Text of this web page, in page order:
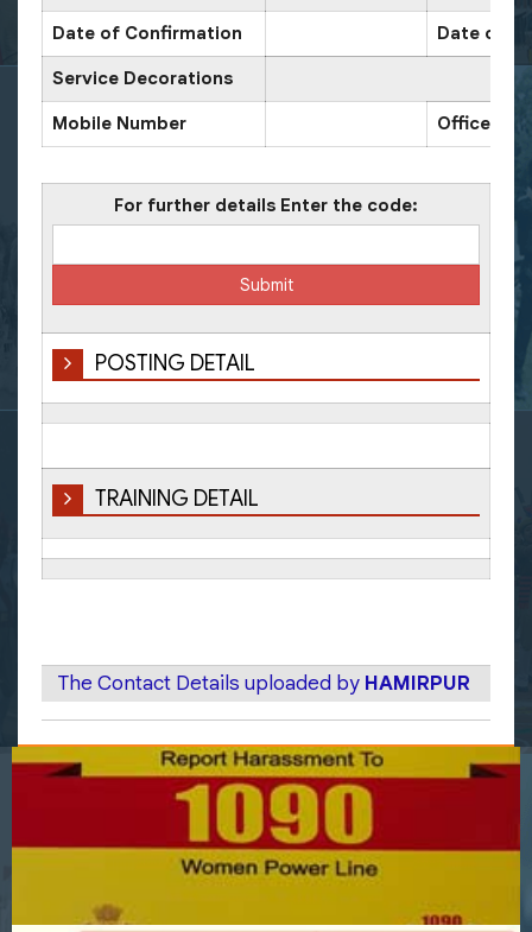
Date of Confirmation Date of
Service Decorations
Mobile Number Office
For further details Enter the code:
POSTING DETAIL
TRAINING DETAIL
The Contact Details uploaded by HAMIRPUR